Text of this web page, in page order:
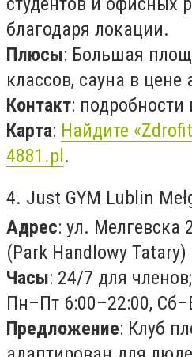
благодаря локации.
Плюсы: Большая
классов, сауна в цене
Контакт:
Карта: Найдите
4881.pl .
4. Just GYM Lublin
Адрес: ул. Мелгевска
(Park Handlowy Tatary)
Часы: 24/7 для
Пн–Пт 6:00–22:00,
Предложение: Клуб